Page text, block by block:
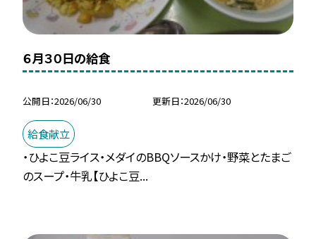
６月３０日の給食
公開日 2026/06/30 更新日 2026/06/30
給食献立
・ひよこ豆ライス・メダイのBBQソースかけ・野菜とたまご
のスープ・牛乳【ひよこ豆...